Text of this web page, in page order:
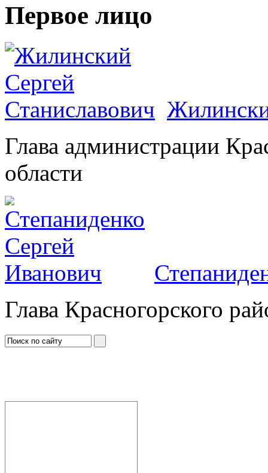
Первое лицо
Глава администрации
области
Глава Красногорского